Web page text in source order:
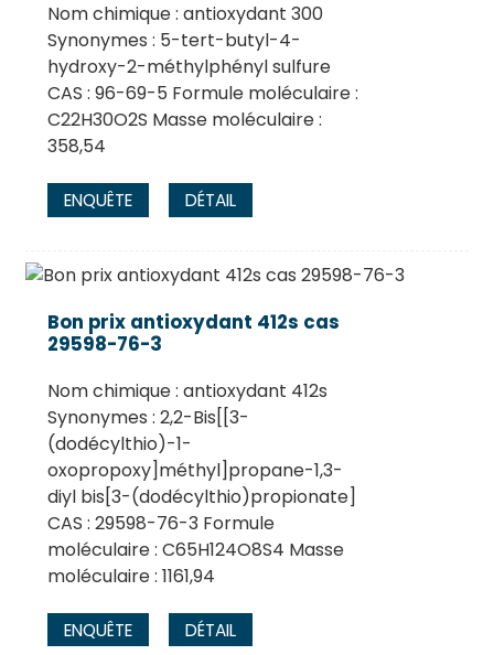
Nom chimique : antioxydant 300
Synonymes : 5-tert-butyl-4-
hydroxy-2-méthylphényl sulfure
CAS : 96-69-5 Formule moléculaire :
C22H30O2S Masse moléculaire :
358,54
ENQUÊTE DÉTAIL
Bon prix antioxydant 412s cas
29598-76-3
Nom chimique : antioxydant 412s
Synonymes : 2,2-Bis[[3-
(dodécylthio)-1-
oxopropoxy]méthyl]propane-1,3-
diyl bis[3-(dodécylthio)propionate]
CAS : 29598-76-3 Formule
moléculaire : C65H124O8S4 Masse
moléculaire : 1161,94
ENQUÊTE DÉTAIL